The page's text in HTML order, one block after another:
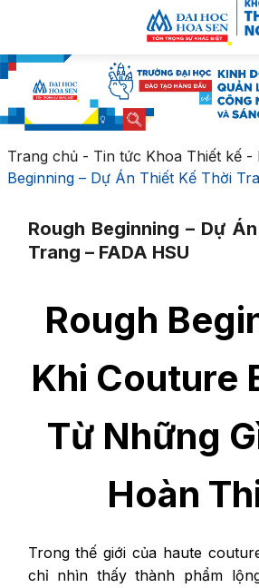
Trang chủ- Tin tức Khoa Thiết kế -
Beginning – Dự Án Thiết Kế Thời
Rough Beginning – Dự
Trang – FADA HSU
Rough
Khi Couture
Từ Những
Hoàn
Trong thế giới của haute
chỉ nhìn thấy thành phẩm